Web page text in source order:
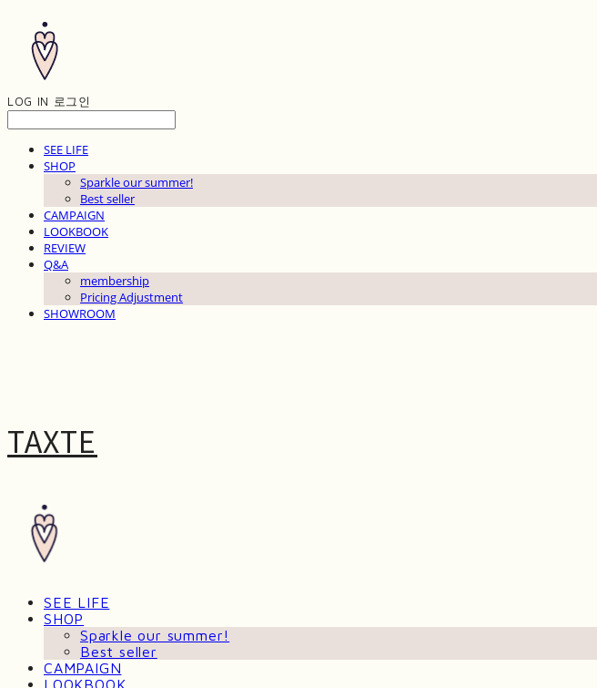
LOG IN 로그인
SEE LIFE
SHOP
Sparkle our summer!
Best seller
CAMPAIGN
LOOKBOOK
REVIEW
Q&A
membership
Pricing Adjustment
SHOWROOM
TAXTE
SEE LIFE
SHOP
Sparkle our summer!
Best seller
CAMPAIGN
LOOKBOOK